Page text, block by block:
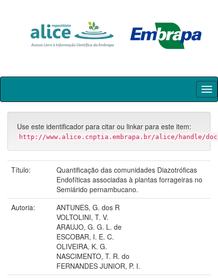
Skip
Use este identificador para citar ou linkar para este item:
http://www.alice.cnptia.embrapa.br/alice/handle/doc/
Título:
Quantificação das comunidades Diazotróficas
Endofíticas associadas à plantas forrageiras no
Semiárido pernambucano.
Autoria:
ANTUNES, G. dos R
VOLTOLINI, T. V.
ARAUJO, G. G. L. de
ESCOBAR, I. E. C.
OLIVEIRA, K. G.
NASCIMENTO, T. R. do
FERNANDES JUNIOR, P. I.